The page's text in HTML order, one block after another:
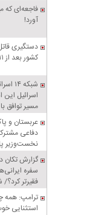
فاجعه‌ای که
آورد!
دستگیری
کشور بعد از ۱۱ ماه زندگی مخفیانه
شبکه
اسرائیل
مسیر توافق
عربستان و
دفاعی
نخست‌وزیر
گزارش تکان‌
سفره
میان فقیر و
ترامپ: همه
استثنایی